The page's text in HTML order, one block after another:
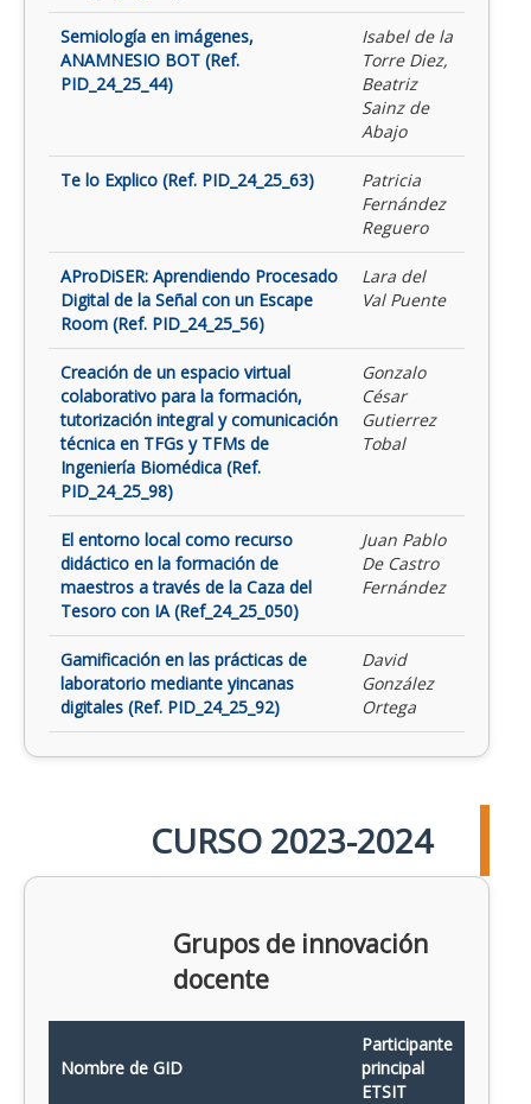
Semiología en imágenes,
ANAMNESIO BOT (Ref.
PID_24_25_44)
Isabel de la
Torre Diez,
Beatriz
Sainz de
Abajo
Te lo Explico (Ref. PID_24_25_63)
Patricia
Fernández
Reguero
AProDiSER: Aprendiendo Procesado
Digital de la Señal con un Escape
Room (Ref. PID_24_25_56)
Lara del
Val Puente
Creación de un espacio virtual
colaborativo para la formación,
tutorización integral y comunicación
técnica en TFGs y TFMs de
Ingeniería Biomédica (Ref.
PID_24_25_98)
Gonzalo
César
Gutierrez
Tobal
El entorno local como recurso
didáctico en la formación de
maestros a través de la Caza del
Tesoro con IA (Ref_24_25_050)
Juan Pablo
De Castro
Fernández
Gamificación en las prácticas de
laboratorio mediante yincanas
digitales (Ref. PID_24_25_92)
David
González
Ortega
CURSO 2023-2024
Grupos de innovación
docente
Nombre de GID
Participante
principal
ETSIT